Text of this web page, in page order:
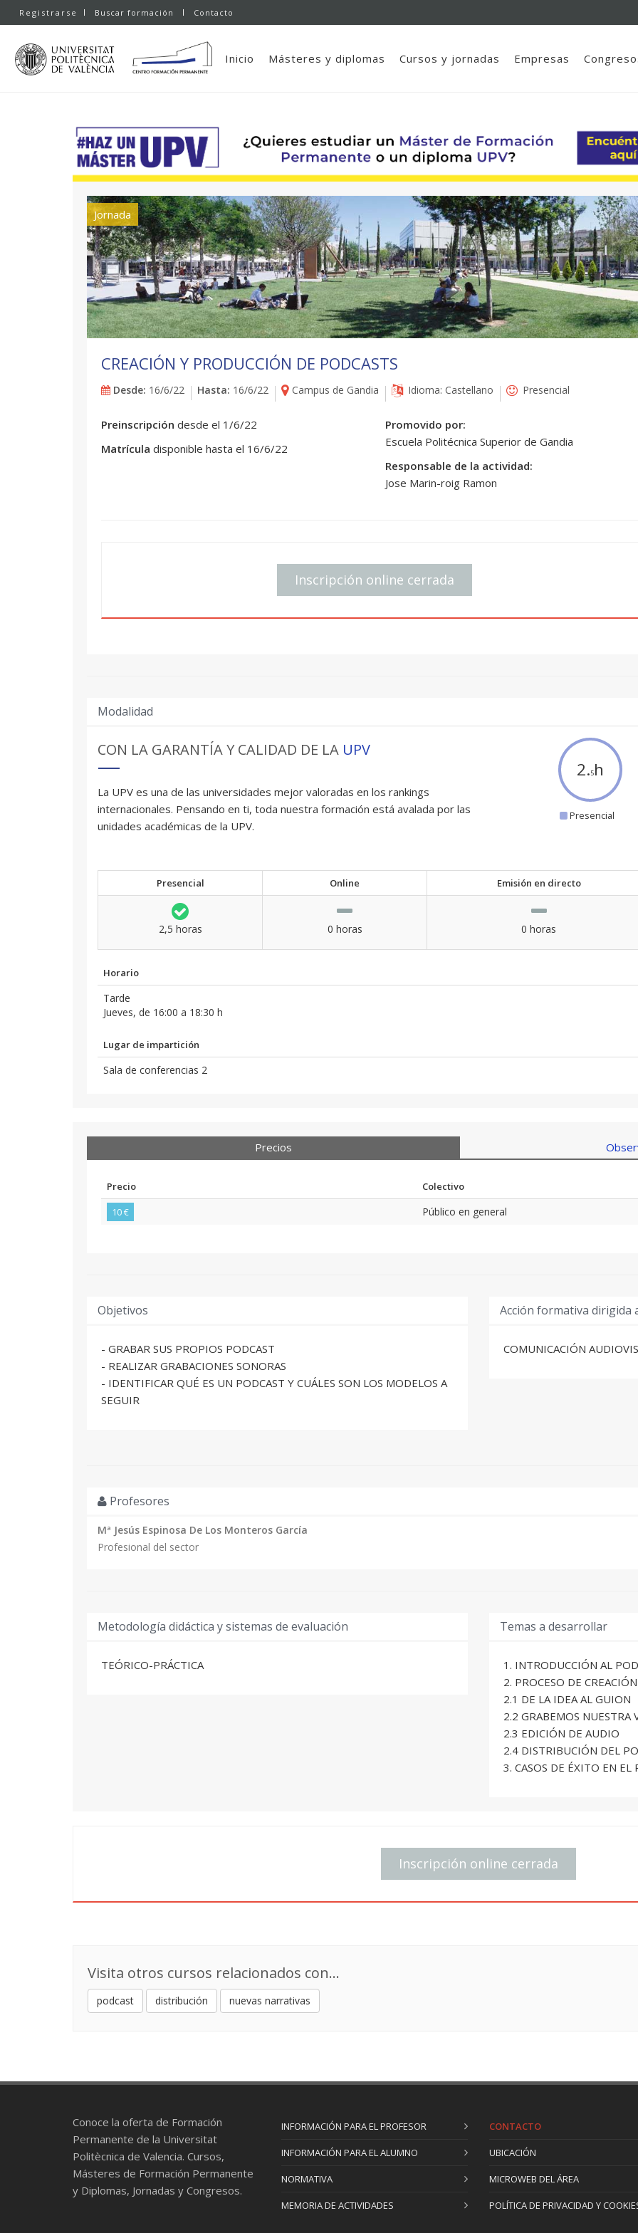
Registrarse Buscar formación Contacto
Inicio Másteres y diplomas Cursos y jornadas Empresas
Jornada
CREACIÓN Y PRODUCCIÓN DE PODCASTS
Desde: 16/6/22 Hasta: 16/6/22 Campus de Gandia Idioma: Castellano Presencial
Preinscripción desde el 1/6/22
Matrícula disponible hasta el 16/6/22
Promovido por:
Escuela Politécnica Superior de Gandia
Responsable de la actividad:
Jose Marin-roig Ramon
Inscripción online cerrada
Modalidad
CON LA GARANTÍA Y CALIDAD DE LA UPV
La UPV es una de las universidades mejor valoradas en los rankings
internacionales. Pensando en ti, toda nuestra formación está avalada por las
unidades académicas de la UPV.
2.5h
Presencial
Presencial Online Emisión en directo
2,5 horas 0 horas 0 horas
Horario
Tarde
Jueves, de 16:00 a 18:30 h
Lugar de impartición
Sala de conferencias 2
Precios
Precio
Colectivo
10 €
Público en general
Objetivos
- GRABAR SUS PROPIOS PODCAST
- REALIZAR GRABACIONES SONORAS
- IDENTIFICAR QUÉ ES UN PODCAST Y CUÁLES SON LOS MODELOS A
SEGUIR
Acción formativa dirigida
COMUNICACIÓN
Profesores
Mª Jesús Espinosa De Los Monteros García
Profesional del sector
Metodología didáctica y sistemas de evaluación
TEÓRICO-PRÁCTICA
Temas a desarrollar
1. INTRODUCCIÓN AL
2. PROCESO DE
2.1 DE LA IDEA AL GUION
2.2 GRABEMOS NUESTRA
2.3 EDICIÓN DE AUDIO
2.4 DISTRIBUCIÓN DEL
3. CASOS DE ÉXITO EN EL
Inscripción online cerrada
Visita otros cursos relacionados con...
podcast distribución nuevas narrativas
Conoce la oferta de Formación
Permanente de la Universitat
Politècnica de Valencia. Cursos,
Másteres de Formación Permanente
y Diplomas, Jornadas y Congresos.
INFORMACIÓN PARA EL PROFESOR
INFORMACIÓN PARA EL ALUMNO
NORMATIVA
MEMORIA DE ACTIVIDADES
CONTACTO
UBICACIÓN
MICROWEB DEL ÁREA
POLÍTICA DE PRIVACIDAD Y